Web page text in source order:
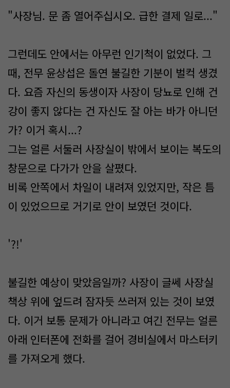
"사장님. 문 좀 열어주십시오. 급한 결제 일로..."
그런데도 안에서는 아무런 인기척이 없었다. 그
때, 전무 윤상섭은 돌연 불길한 기분이 벌컥 생겼
다. 요즘 자신의 동생이자 사장이 당뇨로 인해 건
강이 좋지 않다는 건 자신도 잘 아는 바가 아니던
가? 이거 혹시...?
그는 얼른 서둘러 사장실이 밖에서 보이는 복도의
창문으로 다가가 안을 살폈다.
비록 안쪽에서 차일이 내려져 있었지만, 작은 틈
이 있었으므로 거기로 안이 보였던 것이다.
'?!'
불길한 예상이 맞았음일까? 사장이 글쎄 사장실
책상 위에 엎드려 잠자듯 쓰러져 있는 것이 보였
다. 이거 보통 문제가 아니라고 여긴 전무는 얼른
아래 인터폰에 전화를 걸어 경비실에서 마스터키
를 가져오게 했다.